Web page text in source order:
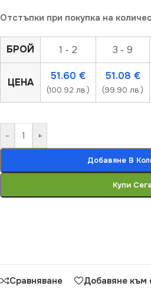
Отстъпки при покупка на
БРОЙ 1 - 2 3 - 9
ЦЕНА
51.60 €
(100.92 лв.)
51.08 €
(99.90 лв.)
- +
Добавяне В
Купи Сега
Сравняване Добавяне към